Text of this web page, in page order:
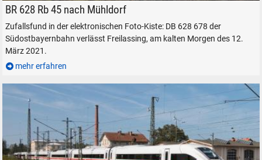
DB 628 678 der Südostbayernbahn in Freilassing, am 12. März 2021.
BR 628 Rb 45 nach Mühldorf
Zufallsfund in der elektronischen Foto-Kiste: DB 628 678 der
Südostbayernbahn verlässt Freilassing, am kalten Morgen des 12.
März 2021.
mehr erfahren